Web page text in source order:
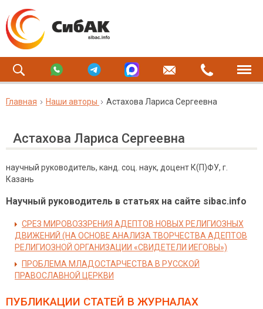
Главная Наши авторы Астахова Лариса Сергеевна
Астахова Лариса Сергеевна
научный руководитель, канд. соц. наук, доцент К(П)ФУ, г.
Казань
Научный руководитель в статьях на сайте sibac.info
СРЕЗ МИРОВОЗЗРЕНИЯ АДЕПТОВ НОВЫХ РЕЛИГИОЗНЫХ
ДВИЖЕНИЙ (НА ОСНОВЕ АНАЛИЗА ТВОРЧЕСТВА АДЕПТОВ
РЕЛИГИОЗНОЙ ОРГАНИЗАЦИИ «СВИДЕТЕЛИ ИЕГОВЫ»)
ПРОБЛЕМА МЛАДОСТАРЧЕСТВА В РУССКОЙ
ПРАВОСЛАВНОЙ ЦЕРКВИ
ПУБЛИКАЦИИ СТАТЕЙ В ЖУРНАЛАХ